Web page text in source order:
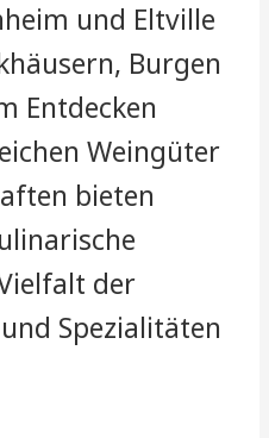
und Eltville
Burgen
Entdecken
Weingüter
bieten
der
Spezialitäten